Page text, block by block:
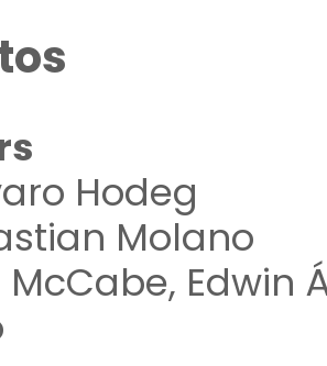
Hodeg
Molano
McCabe,